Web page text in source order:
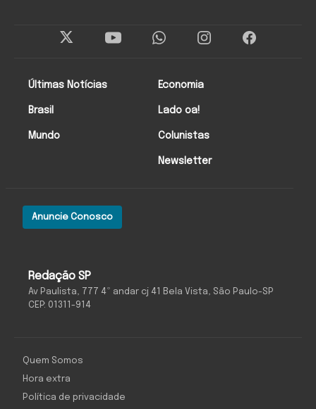
Redação SP
Av Paulista, 777 4º andar cj 41 Bela Vista, São Paulo-SP
CEP: 01311-914
Anuncie Conosco
Últimas Notícias
Brasil
Mundo
Economia
Lado oa!
Colunistas
Newsletter
Quem Somos
Hora extra
Política de privacidade